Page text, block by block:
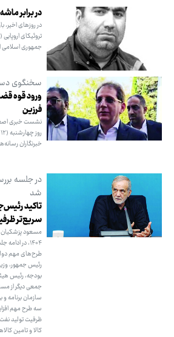
در برابر
در روزهای
تروئیکای اروپایی
جمهوری اسلامی
سخنگوی
ورود قوه
فرزین
نشست خبری
خبرنگاران
در جلسه
شد
تاکید
سریع‌تر
مسعود
۱۴۰۴، در
طرح‌های مهم
رئیس جمهور،
بودجه، رئیس
جمعی دیگر از
سازمان برنامه
ظرفیت تولید
کالا و تامین